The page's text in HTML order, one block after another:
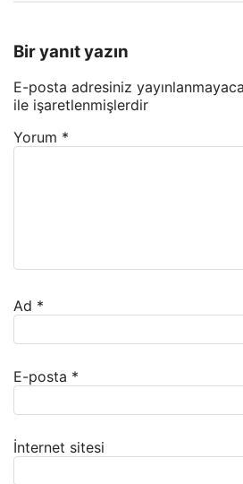
Bir yanıt yazın
E-posta adresiniz
ile işaretlenmişlerdir
Yorum *
Ad *
E-posta *
İnternet sitesi